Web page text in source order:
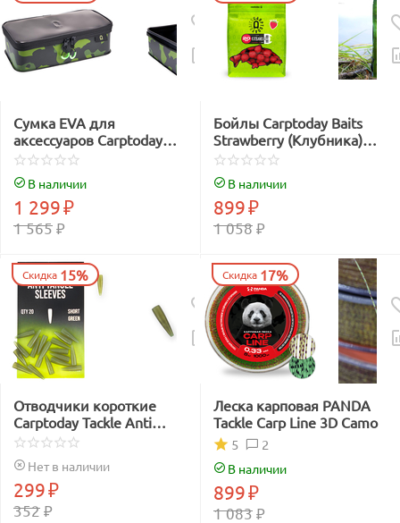
Сумка EVA для
аксессуаров Carptoday
Aqua Accessory Box
System
В наличии
1 565₽
1 299₽
Бойлы Carptoday Baits
Strawberry (Клубника)
1кг
В наличии
1 058₽
899₽
Скидка 15%
Отводчики короткие
Carptoday Tackle Anti
Tangle Sleeves Short
зелёные
Нет в наличии
352₽
299₽
Скидка 17%
Леска карповая PANDA
Tackle Carp Line 3D Camo
2
5
В наличии
1 083₽
899₽